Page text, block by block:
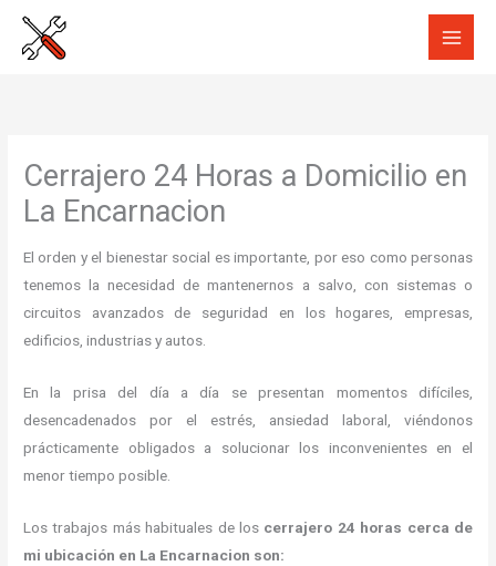
Cerrajero 24 Horas a Domicilio en
La Encarnacion
El orden y el bienestar social es importante, por eso como personas
tenemos la necesidad de mantenernos a salvo, con sistemas o
circuitos avanzados de seguridad en los hogares, empresas,
edificios, industrias y autos.
En la prisa del día a día se presentan momentos difíciles,
desencadenados por el estrés, ansiedad laboral, viéndonos
prácticamente obligados a solucionar los inconvenientes en el
menor tiempo posible.
Los trabajos más habituales de los cerrajero 24 horas cerca de
mi ubicación en La Encarnacion son: